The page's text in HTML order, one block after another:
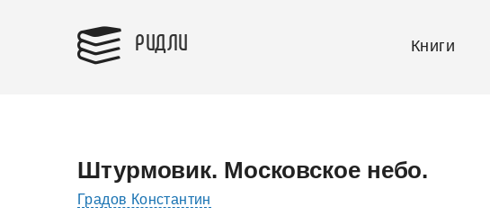
РИДЛИ Книги
Штурмовик. Московское небо.
Градов Константин